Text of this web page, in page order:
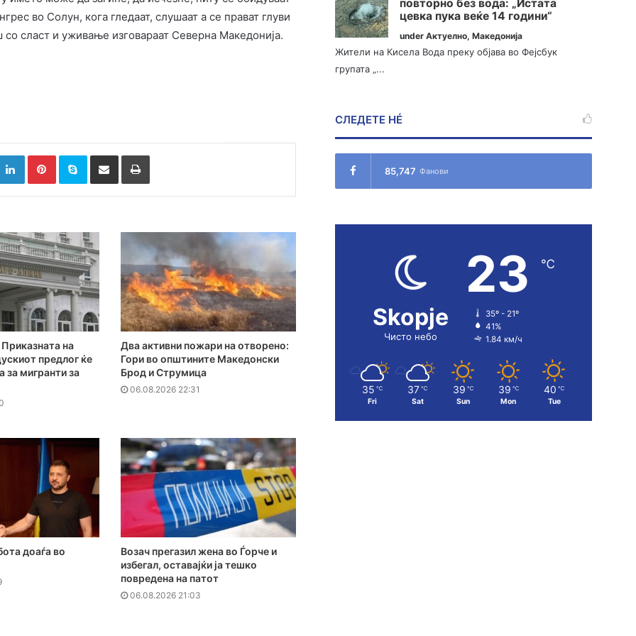
во Солун, кога гледаат, слушаат а се прават глуви
сласт и уживање изговараат Северна Македонија.
LinkedInPinterestSkype Сподели преку Е-маил Испринтај
на
предлог ќе
за мигранти за
Два активни пожари на отворено:
Гори во општините Македонски
Брод и Струмица
06.08.2026 22:31
доаѓа во
Возач прегазил жена во Ѓорче и
избегал, оставајќи ја тешко
повредена на патот
06.08.2026 21:03
повторно без вода: „Истата
цевка пука веќе 14 години“
underАктуелно,Македонија
Жители на Кисела Вода преку објава во Фејсбук
групата „...
СЛЕДЕТЕ НÉ
85,747 Фанови
Skopje
Чисто небо
23 ℃
35º - 21º
41%
1.84 км/ч
35 ℃
Fri
37 ℃
Sat
39 ℃
Sun
39 ℃
Mon
40 ℃
Tue